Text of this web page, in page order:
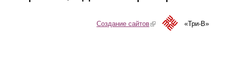
Создание сайтов(link is external)«Три-В»